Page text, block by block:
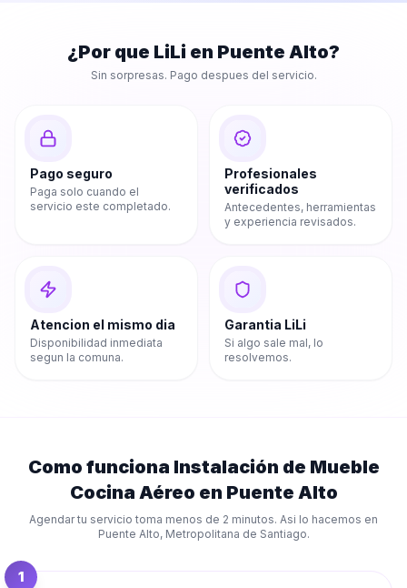
¿Por que LiLi en Puente Alto?
Sin sorpresas. Pago despues del servicio.
Pago seguro
Paga solo cuando el
servicio este completado.
Profesionales
verificados
Antecedentes, herramientas
y experiencia revisados.
Atencion el mismo dia
Disponibilidad inmediata
segun la comuna.
Garantia LiLi
Si algo sale mal, lo
resolvemos.
Como funciona Instalación de Mueble
Cocina Aéreo en Puente Alto
Agendar tu servicio toma menos de 2 minutos. Asi lo hacemos en
Puente Alto, Metropolitana de Santiago.
1